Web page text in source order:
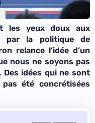
les yeux doux aux
par la politique de
relance l’idée d’un
nous ne soyons pas
Des idées qui ne sont
été concrétisées